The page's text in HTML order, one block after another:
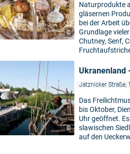
©
Naturprodukte
gläsernen
bei der Arbeit
Grundlage
Chutney, Senf,
©
Ukranenland
Jatznicker Straße,
Das
bis Oktober,
Uhr geöffnet.
slawischen
auf den